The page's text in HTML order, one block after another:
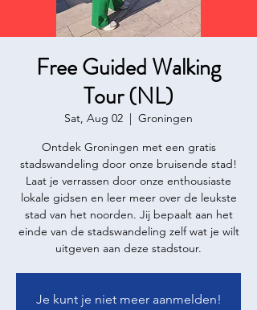
Free Guided Walking
Tour (NL)
Sat, Aug 02
  |
Groningen
Ontdek Groningen met een gratis
stadswandeling door onze bruisende stad!
Laat je verrassen door onze enthousiaste
lokale gidsen en leer meer over de leukste
stad van het noorden. Jij bepaalt aan het
einde van de stadswandeling zelf wat je wilt
uitgeven aan deze stadstour.
Je kunt je niet meer aanmelden!